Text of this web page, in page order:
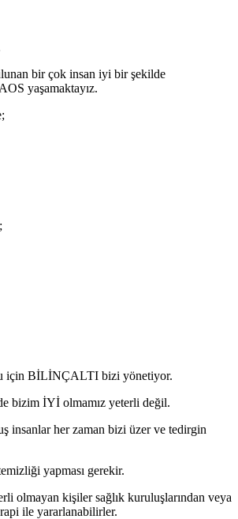
bir çok insan iyi bir şekilde
yaşamaktayız.
için BİLİNÇALTI bizi yönetiyor.
bizim İYİ olmamız yeterli değil.
insanlar her zaman bizi üzer ve tedirgin
yapması gerekir.
olmayan kişiler sağlık kuruluşlarından veya
ile yararlanabilirler.